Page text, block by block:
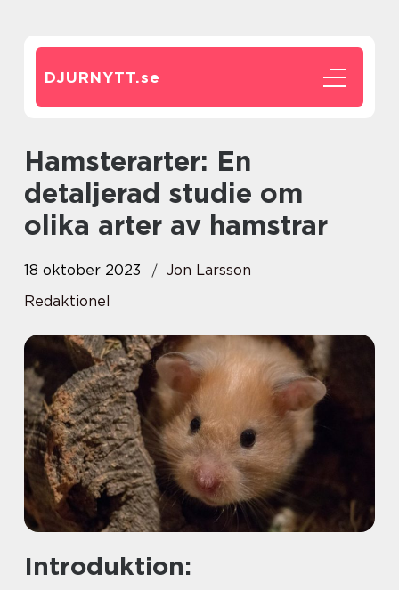
DJURNYTT.se
Hamsterarter: En
detaljerad studie om
olika arter av hamstrar
18 oktober 2023
Jon Larsson
Redaktionel
Introduktion: